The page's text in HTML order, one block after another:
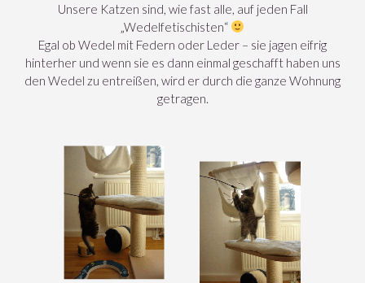
Unsere Katzen sind, wie fast alle, auf jeden Fall
„Wedelfetischisten“
Egal ob Wedel mit Federn oder Leder – sie jagen eifrig
hinterher und wenn sie es dann einmal geschafft haben uns
den Wedel zu entreißen, wird er durch die ganze Wohnung
getragen.